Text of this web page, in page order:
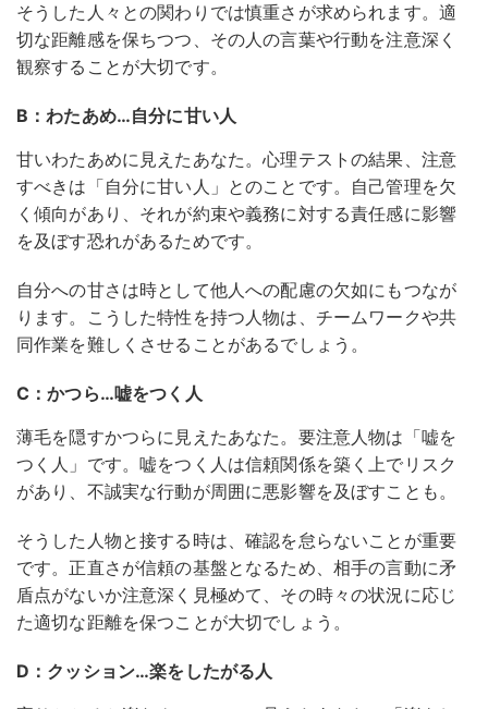
そうした人々との関わりでは慎重さが求められます。適
切な距離感を保ちつつ、その人の言葉や行動を注意深く
観察することが大切です。
B：わたあめ…自分に甘い人
甘いわたあめに見えたあなた。心理テストの結果、注意
すべきは「自分に甘い人」とのことです。自己管理を欠
く傾向があり、それが約束や義務に対する責任感に影響
を及ぼす恐れがあるためです。
自分への甘さは時として他人への配慮の欠如にもつなが
ります。こうした特性を持つ人物は、チームワークや共
同作業を難しくさせることがあるでしょう。
C：かつら…嘘をつく人
薄毛を隠すかつらに見えたあなた。要注意人物は「嘘を
つく人」です。嘘をつく人は信頼関係を築く上でリスク
があり、不誠実な行動が周囲に悪影響を及ぼすことも。
そうした人物と接する時は、確認を怠らないことが重要
です。正直さが信頼の基盤となるため、相手の言動に矛
盾点がないか注意深く見極めて、その時々の状況に応じ
た適切な距離を保つことが大切でしょう。
D：クッション…楽をしたがる人